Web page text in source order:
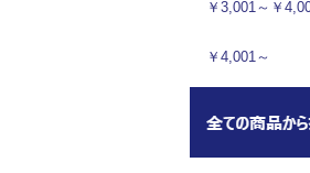
￥3,001～￥
￥4,001～